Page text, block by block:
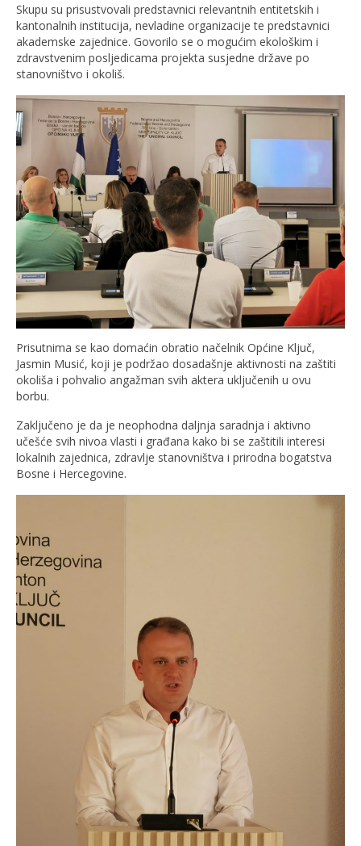
Skupu su prisustvovali predstavnici relevantnih entitetskih i
kantonalnih institucija, nevladine organizacije te predstavnici
akademske zajednice. Govorilo se o mogućim ekološkim i
zdravstvenim posljedicama projekta susjedne države po
stanovništvo i okoliš.
Prisutnima se kao domaćin obratio načelnik Općine Ključ,
Jasmin Musić, koji je podržao dosadašnje aktivnosti na zaštiti
okoliša i pohvalio angažman svih aktera uključenih u ovu
borbu.
Zaključeno je da je neophodna daljnja saradnja i aktivno
učešće svih nivoa vlasti i građana kako bi se zaštitili interesi
lokalnih zajednica, zdravlje stanovništva i prirodna bogatstva
Bosne i Hercegovine.